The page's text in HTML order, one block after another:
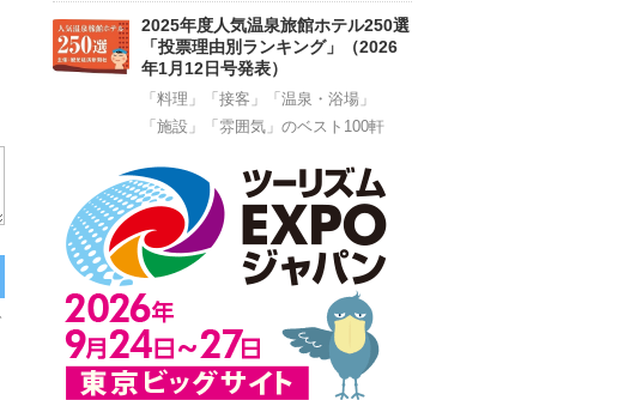
2025年度人気温泉旅館ホテル250選
「投票理由別ランキング」（2026
年1月12日号発表）
「料理」「接客」「温泉・浴場」
「施設」「雰囲気」のベスト100軒